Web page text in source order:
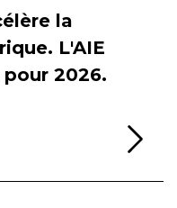
la
L'AIE
2026.